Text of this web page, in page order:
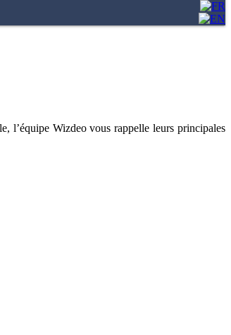
l’équipe Wizdeo vous rappelle leurs principales